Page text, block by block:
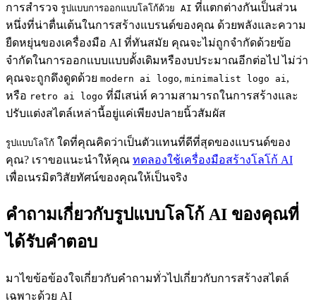
การสำรวจ รูปแบบการออกแบบโลโก้ด้วย AI ที่แตกต่างกันเป็นส่วน
หนึ่งที่น่าตื่นเต้นในการสร้างแบรนด์ของคุณ ด้วยพลังและความ
ยืดหยุ่นของเครื่องมือ AI ที่ทันสมัย คุณจะไม่ถูกจำกัดด้วยข้อ
จำกัดในการออกแบบแบบดั้งเดิมหรืองบประมาณอีกต่อไป ไม่ว่า
คุณจะถูกดึงดูดด้วย modern ai logo, minimalist logo ai ,
หรือ retro ai logo ที่มีเสน่ห์ ความสามารถในการสร้างและ
ปรับแต่งสไตล์เหล่านี้อยู่แค่เพียงปลายนิ้วสัมผัส
รูปแบบโลโก้ ใดที่คุณคิดว่าเป็นตัวแทนที่ดีที่สุดของแบรนด์ของ
คุณ? เราขอแนะนำให้คุณ ทดลองใช้เครื่องมือสร้างโลโก้ AI
เพื่อเนรมิตวิสัยทัศน์ของคุณให้เป็นจริง
คำถามเกี่ยวกับรูปแบบโลโก้ AI ของคุณที่
ได้รับคำตอบ
มาไขข้อข้องใจเกี่ยวกับคำถามทั่วไปเกี่ยวกับการสร้างสไตล์
เฉพาะด้วย AI